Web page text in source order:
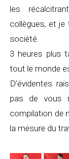
les
collègues, et
société.
3 heures plus
tout le monde
D’évidentes
pas de vous
compilation de
la mesure du